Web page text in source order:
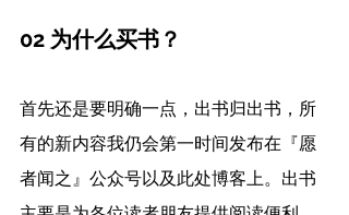
02 为什么买书？
首先还是要明确一点，出书归出书，所
有的新内容我仍会第一时间发布在『愿
者闻之』公众号以及此处博客上。出书